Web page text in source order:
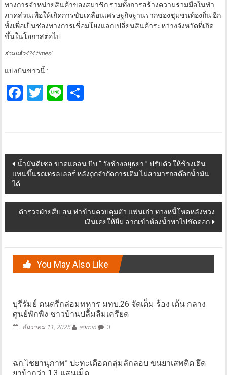
ทางการจำหน่ายสินค้าของสมาชิก รวมทั้งการสร้างความร่วมมือในทำ
ภาคส่วนเพื่อให้เกิดการขับเคลื่อนเศรษฐกิจฐานรากของชุมชนท้องถิ่น อีก
ทั้งเพื่อเป็นช่องทางการเชื่อมโยงแลกเปลี่ยนสินค้าระหว่างจังหวัดที่เกิด
ขึ้นในโอกาสต่อไป
อ่านแล้ว434 times!
แบ่งปันข่าวนี้ :
Facebook
Twitter
LineShare
Post
navigation
น้ำมันดีเซล ขาดแคลน บีบ “ วังช้างอยุธยา ” ปรับตัว ให้ช้างเดิน
แทนขึ้นรถเทรลเลอร์ หลังถูกจำกัดการเติม ไม่สามารถสต๊อกน้ำมัน
ได้
ตำรวจฝ่ายสืบ สน.ท่าข้ามควบคุมตัว แฟนเก่า ทวงหนี้โหดหลังทวง
เงินเคยให้ยืม ลากเข้าห้องน้ำพาไปขัดดอก
You May Also Like
บุรีรัมย์ ดนตรีกล่อมทหาร มทบ.26 จัดเต็ม ร้อง เต้น กลาง
ศูนย์พักพิง ชาวบ้านปลื้มลืมเครียด
ธันวาคม 11, 2025 admin 0
ฉก.ไชยานุภาพ” ปะทะเดือดกลุ่มลักลอบ ขนยาเสพติด ยึด